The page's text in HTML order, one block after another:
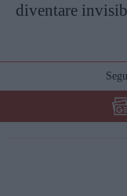
diventare